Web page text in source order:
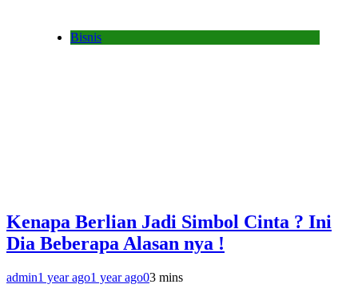
Bisnis
Kenapa Berlian Jadi Simbol Cinta ? Ini
Dia Beberapa Alasan nya !
admin1 year ago1 year ago03 mins